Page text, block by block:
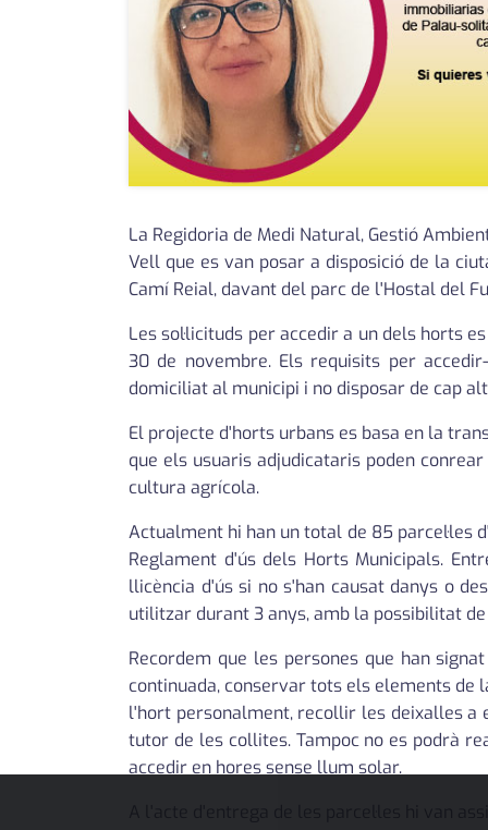
La Regidoria de Medi Natural, Gestió
Vell que es van posar a disposició de la
Camí Reial, davant del parc de l'Hostal del
Les sol·licituds per accedir a un dels horts
30 de novembre. Els requisits per
domiciliat al municipi i no disposar de cap
El projecte d'horts urbans es basa en la
que els usuaris adjudicataris poden
cultura agrícola.
Actualment hi han un total de 85 parcel·les
Reglament d'ús dels Horts Municipals.
llicència d'ús si no s'han causat danys o
utilitzar durant 3 anys, amb la possibilitat
Recordem que les persones que han
continuada, conservar tots els elements de
l'hort personalment, recollir les deixalles a
tutor de les collites. Tampoc no es podrà
accedir en hores sense llum solar.
A l'acte d'entrega de les parcel·les hi van